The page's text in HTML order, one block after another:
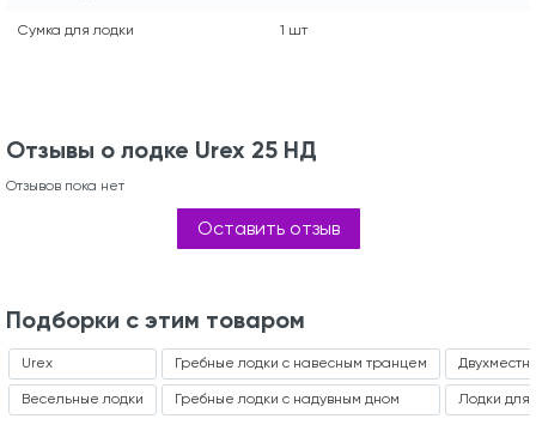
Сумка для лодки 1 шт
Отзывы о лодке Urex 25 НД
Отзывов пока нет
Оставить отзыв
Подборки с этим товаром
Urex
Весельные лодки
Гребные лодки с навесным транцем
Гребные лодки с надувным дном Лодки для